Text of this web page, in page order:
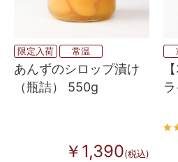
限定入荷 常温
あんずのシロップ漬け
（瓶詰） 550g
￥1,390(税込)